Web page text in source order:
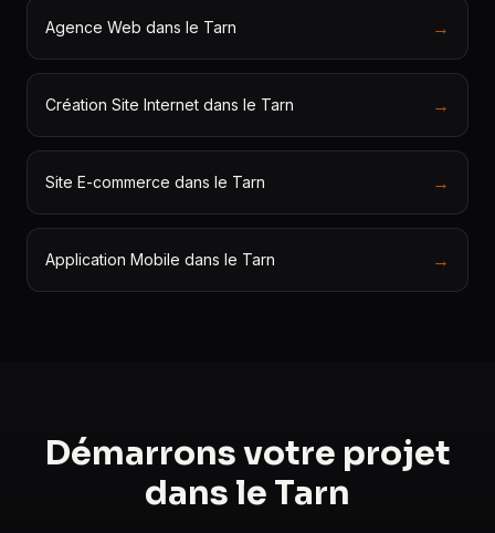
Agence Web dans le Tarn →
Création Site Internet dans le Tarn →
Site E-commerce dans le Tarn →
Application Mobile dans le Tarn →
Démarrons votre projet
dans le Tarn